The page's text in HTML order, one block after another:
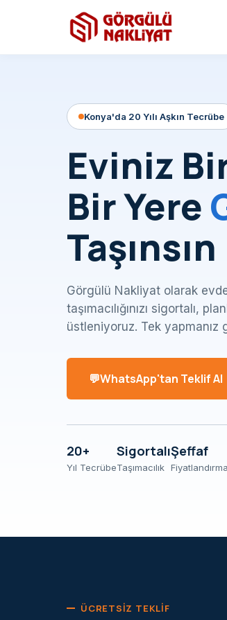
Konya'da 20 Yılı Aşkın Tecrübe
Eviniz
Bir Yere
Taşınsın
Görgülü Nakliyat olarak
taşımacılığınızı sigortalı,
üstleniyoruz. Tek yapmanız
WhatsApp'tan Teklif Al
20+
Yıl Tecrübe
Sigortalı
Taşımacılık
Şeffaf
Fiyatlandırma
ÜCRETSIZ TEKLIF